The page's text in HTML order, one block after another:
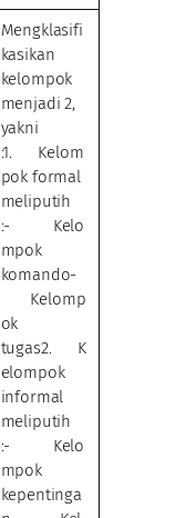
Mengklasifi
kasikan
kelompok
menjadi 2,
yakni
:1. Kelom
pok formal
meliputih
:- Kelo
mpok
komando-
Kelomp
ok
tugas2. K
elompok
informal
meliputih
:- Kelo
mpok
kepentinga